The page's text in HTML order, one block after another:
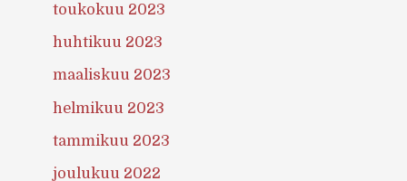
toukokuu 2023
huhtikuu 2023
maaliskuu 2023
helmikuu 2023
tammikuu 2023
joulukuu 2022